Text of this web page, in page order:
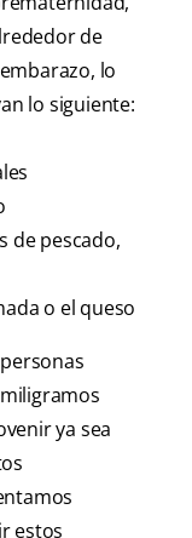
de
lo
lo siguiente:
de pescado,
o el queso
ya sea
estos